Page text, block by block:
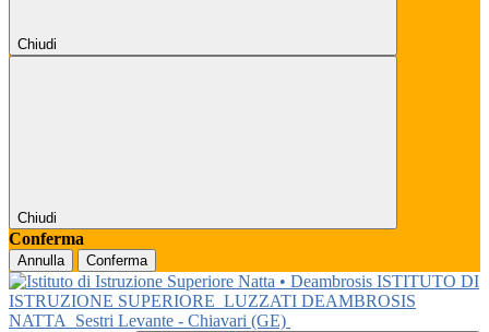
Chiudi
Chiudi
Conferma
Annulla Conferma
ISTITUTO DI
ISTRUZIONE SUPERIORE LUZZATI DEAMBROSIS
NATTA
Sestri Levante - Chiavari (GE)